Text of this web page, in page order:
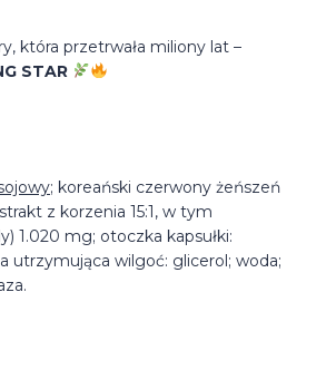
która przetrwała miliony lat –
STAR
; koreański czerwony żeńszeń
z korzenia 15:1, w tym
1.020 mg; otoczka kapsułki:
utrzymująca wilgoć: glicerol; woda;